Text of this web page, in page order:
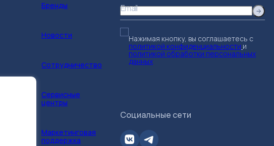
Бренды
Новости
Сотрудничество
Сервисные
центры
Маркетинговая
поддержка
Email
Нажимая кнопку, вы соглашаетесь с
политикой конфиденциальности и
политикой обработки персональных
данных
Социальные сети